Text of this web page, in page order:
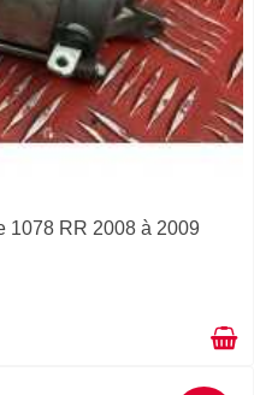
1078 RR 2008 à 2009